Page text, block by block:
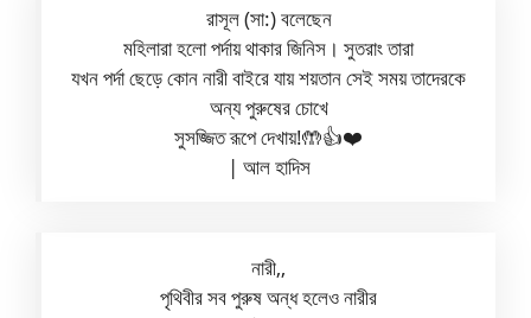
রাসূল (সা:) বলেছেন
মহিলারা হলো পর্দায় থাকার জিনিস। সুতরাং তারা
যখন পর্দা ছেড়ে কোন নারী বাইরে যায় শয়তান সেই সময় তাদেরকে
অন্য পুরুষের চোখে
সুসজ্জিত রূপে দেখায়!🤲👍❤️
| আল হাদিস
নারী,,
পৃথিবীর সব পুরুষ অন্ধ হলেও নারীর